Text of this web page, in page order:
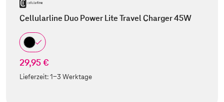
Cellularline Duo Power Lite Travel Charger 45W
29,95 €
Lieferzeit:1-3 Werktage